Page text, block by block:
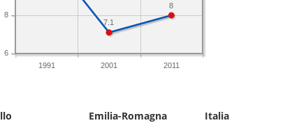
1991 2001 2011
6
8
8
7.1
Emilia-Romagna Italia